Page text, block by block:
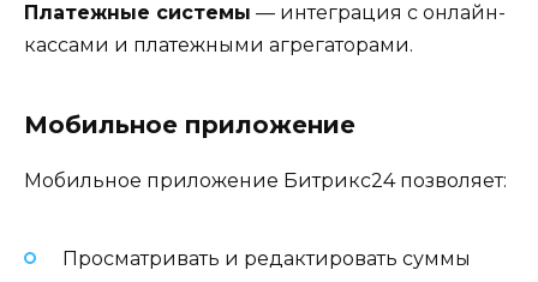
Платежные системы — интеграция с онлайн-
кассами и платежными агрегаторами.
Мобильное приложение
Мобильное приложение Битрикс24 позволяет:
Просматривать и редактировать суммы